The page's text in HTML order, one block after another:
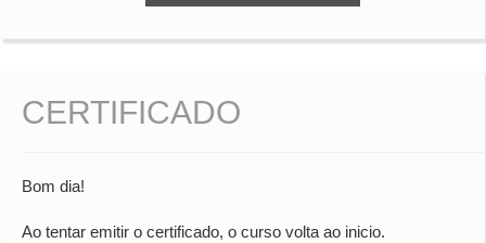
CERTIFICADO
Bom dia!
Ao tentar emitir o certificado, o curso volta ao inicio.